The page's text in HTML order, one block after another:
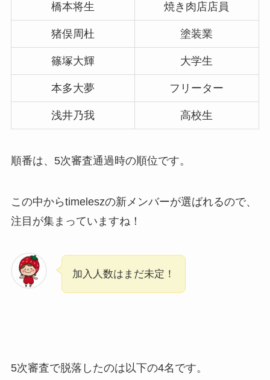
橋本将生 焼き肉店店員
猪俣周杜 塗装業
篠塚大輝 大学生
本多大夢 フリーター
浅井乃我 高校生
順番は、5次審査通過時の順位です。
この中からtimeleszの新メンバーが選ばれるので、
注目が集まっていますね！
加入人数はまだ未定！
5次審査で脱落したのは以下の4名です。